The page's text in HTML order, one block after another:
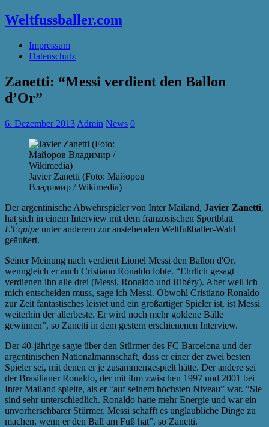
Weltfussballer.com
Impressum
Datenschutz
Zanetti: “Messi verdient den Ballon
d’Or”
6. Dezember 2013 Admin News 0
Javier Zanetti (Foto: Майоров
Владимир / Wikimedia)
Der argentinische Abwehrspieler von Inter Mailand, Javier Zanetti,
hat sich in einem Interview mit dem französischen Sportblatt
L'Équipe unter anderem zur anstehenden Weltfußballer-Wahl
geäußert.
Seiner Meinung nach verdient Lionel Messi den Ballon d'Or,
wenngleich er auch Cristiano Ronaldo lobte. “Ehrlich gesagt
verdienen ihn alle drei (Messi, Ronaldo und Ribéry). Aber weil ich
mich entscheiden muss, sage ich Messi. Obwohl Cristiano Ronaldo
zur Zeit fantastisches leistet und ein großartiger Spieler ist, ist Messi
weiterhin der allerbeste. Er wird noch mehr goldene Bälle
gewinnen”, so Zanetti in dem gestern erschienenen Interview.
Der 40-jährige sagte über den Stürmer des FC Barcelona und der
argentinischen Nationalmannschaft, dass er einer der zwei besten
Spieler sei, mit denen er je zusammengespielt hätte. Der andere sei
der Brasilianer Ronaldo, der mit ihm zwischen 1997 und 2001 bei
Inter Mailand spielte, als er “auf seinem höchsten Niveau” war. “Sie
sind sehr unterschiedlich. Ronaldo hatte mehr Energie und war ein
unvorhersehbarer Stürmer. Messi schafft es unglaubliche Dinge zu
machen, wenn er den Ball am Fuß hat”, so Zanetti.